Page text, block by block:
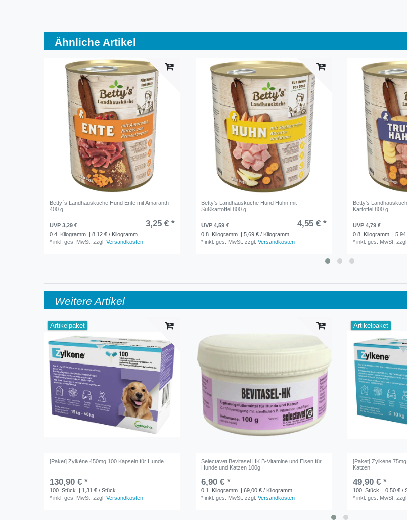
Ähnliche Artikel
Betty´s Landhausküche Hund Ente mit Amaranth
400 g
UVP 3,29 € 3,25 € *
0.4 Kilogramm | 8,12 € / Kilogramm
*inkl. ges. MwSt. zzgl.Versandkosten
Betty's Landhausküche Hund Huhn mit
Süßkartoffel 800 g
UVP 4,59 € 4,55 € *
0.8 Kilogramm | 5,69 € / Kilogramm
*inkl. ges. MwSt. zzgl.Versandkosten
Betty's
Kartoffel 800 g
UVP 4,79 €
0.8 Kilogramm |
*inkl. ges. MwSt.
Weitere Artikel
Artikelpaket
[Paket] Zylkène 450mg 100 Kapseln für Hunde
130,90 € *
100 Stück
| 1,31 € / Stück
*inkl. ges. MwSt. zzgl.Versandkosten
Selectavet Bevitasel HK B-Vitamine und Eisen für
Hunde und Katzen 100g
6,90 € *
0.1 Kilogramm
| 69,00 € / Kilogramm
*inkl. ges. MwSt. zzgl.Versandkosten
Artikelpaket
[Paket] Zylkène
Katzen
49,90 € *
100 Stück
| 0,50 € /
*inkl. ges. MwSt.